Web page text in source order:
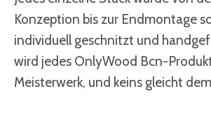
Konzeption bis zur Endmontage
individuell geschnitzt und
wird jedes OnlyWood Bcn-
Meisterwerk, und keins gleicht